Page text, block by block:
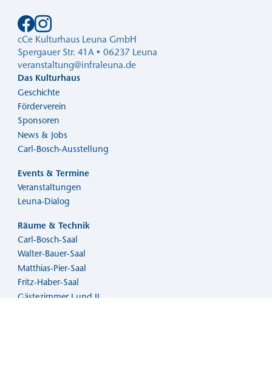
Das Kulturhaus
Geschichte
Förderverein
Sponsoren
News & Jobs
Carl-Bosch-Ausstellung
Events & Termine
Veranstaltungen
Leuna-Dialog
Räume & Technik
Carl-Bosch-Saal
Walter-Bauer-Saal
Matthias-Pier-Saal
Fritz-Haber-Saal
Gästezimmer I und II
cCe Kulturhaus Leuna GmbH
Spergauer Str. 41A • 06237 Leuna
veranstaltung@infraleuna.de